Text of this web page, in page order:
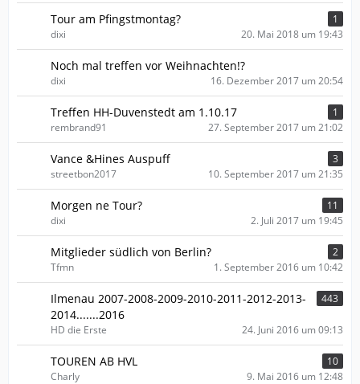
Tour am Pfingstmontag?
1
dixi
20. Mai 2018 um 19:43
Noch mal treffen vor Weihnachten!?
dixi 16. Dezember 2017 um 20:54
Treffen HH-Duvenstedt am 1.10.17
1
rembrand91
27. September 2017 um 21:02
Vance &Hines Auspuff
3
streetbon2017
10. September 2017 um 21:35
Morgen ne Tour?
11
dixi
2. Juli 2017 um 19:45
Mitglieder südlich von Berlin?
2
Tfmn
1. September 2016 um 10:42
Ilmenau 2007-2008-2009-2010-2011-2012-2013-
2014.......2016
443
HD die Erste 24. Juni 2016 um 09:13
TOUREN AB HVL
10
Charly
9. Mai 2016 um 12:48